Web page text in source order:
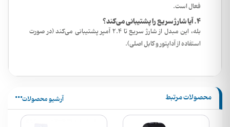
فعال است.
4. آیا شارژ سریع را پشتیبانی می‌کند؟
بله، این مبدل از شارژ سریع تا 2.4 آمپر پشتیبانی می‌کند (در صورت
استفاده از آداپتور و کابل اصلی).
محصولات مرتبط آرشیو محصولات